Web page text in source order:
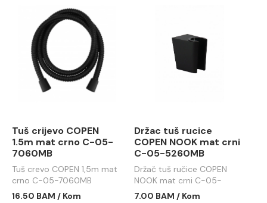
Tuš crijevo COPEN
1.5m mat crno C-05-
7060MB
Tuš crevo COPEN 1,5m mat
crno C-05-7060MB
16.50 BAM / Kom
Držac tuš rucice
COPEN NOOK mat crni
C-05-5260MB
Držač tuš ručice COPEN
NOOK mat crni C-05-
5260MB
7.00 BAM / Kom